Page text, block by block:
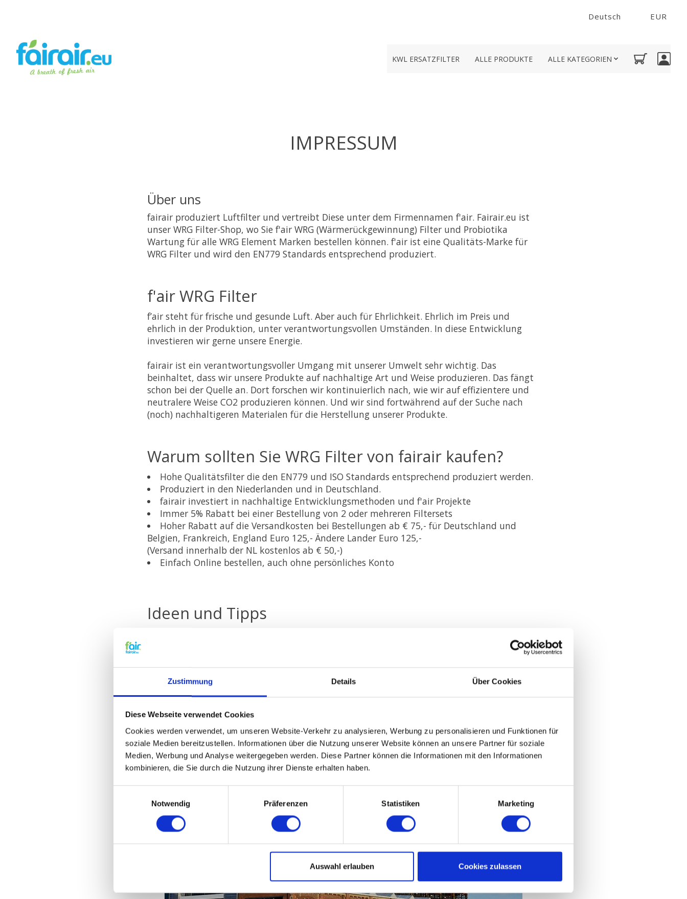
Zustimmung Details Über Cookies
Diese Webseite verwendet Cookies
Cookies werden verwendet, um unseren Website-Verkehr zu analysieren, Werbung zu personalisieren und Funktionen für
soziale Medien bereitzustellen. Informationen über die Nutzung unserer Website können an unsere Partner für soziale
Medien, Werbung und Analyse weitergegeben werden. Diese Partner können die Informationen mit den Informationen
kombinieren, die Sie durch die Nutzung ihrer Dienste erhalten haben.
Notwendig
Präferenzen Statistiken Marketing
Auswahl erlauben Cookies zulassen
Deutsch EUR
KWL ERSATZFILTER ALLE PRODUKTE ALLE KATEGORIEN
IMPRESSUM
Über uns
fairair produziert Luftfilter und vertreibt Diese unter dem Firmennamen f'air. Fairair.eu ist
unser WRG Filter-Shop, wo Sie f'air WRG (Wärmerückgewinnung) Filter und Probiotika
Wartung für alle WRG Element Marken bestellen können. f'air ist eine Qualitäts-Marke für
WRG Filter und wird den EN779 Standards entsprechend produziert.
f'air WRG Filter
f’air steht für frische und gesunde Luft. Aber auch für Ehrlichkeit. Ehrlich im Preis und
ehrlich in der Produktion, unter verantwortungsvollen Umständen. In diese Entwicklung
investieren wir gerne unsere Energie.
fairair ist ein verantwortungsvoller Umgang mit unserer Umwelt sehr wichtig. Das
beinhaltet, dass wir unsere Produkte auf nachhaltige Art und Weise produzieren. Das fängt
schon bei der Quelle an. Dort forschen wir kontinuierlich nach, wie wir auf effizientere und
neutralere Weise CO2 produzieren können. Und wir sind fortwährend auf der Suche nach
(noch) nachhaltigeren Materialen für die Herstellung unserer Produkte.
Warum sollten Sie WRG Filter von fairair kaufen?
Hohe Qualitätsfilter die den EN779 und ISO Standards entsprechend produziert werden.
Produziert in den Niederlanden und in Deutschland.
fairair investiert in nachhaltige Entwicklungsmethoden und f'air Projekte
Immer 5% Rabatt bei einer Bestellung von 2 oder mehreren Filtersets
Hoher Rabatt auf die Versandkosten bei Bestellungen ab € 75,- für Deutschland und
Belgien, Frankreich, England Euro 125,- Ändere Lander Euro 125,-
(Versand innerhalb der NL kostenlos ab € 50,-)
Einfach Online bestellen, auch ohne persönliches Konto
Ideen und Tipps
Fairair in den Sozialen Medien
Newsletter. Nutzen Sie die Vorteile unseres Erinnerungsservices und erhalten Sie aktuelle
Informationen über Online Rabatte und ein gesundes Raumklima.